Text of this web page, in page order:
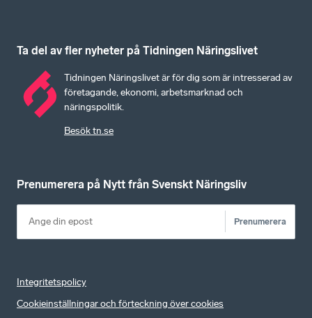
Ta del av fler nyheter på Tidningen Näringslivet
Tidningen Näringslivet är för dig som är intresserad av
företagande, ekonomi, arbetsmarknad och
näringspolitik.
Besök tn.se
Prenumerera på Nytt från Svenskt Näringsliv
Prenumerera
Integritetspolicy
Cookieinställningar och förteckning över cookies